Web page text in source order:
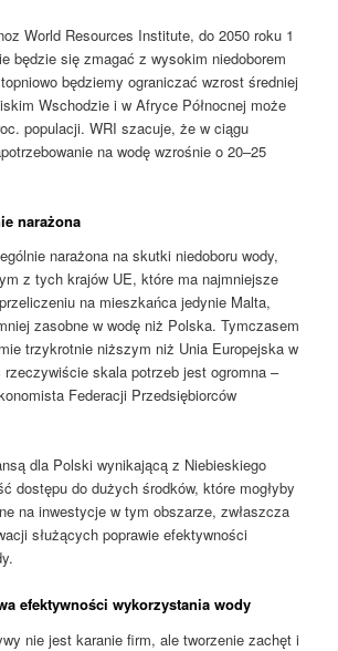
World Resources Institute, do 2050 roku 1
będzie się zmagać z wysokim niedoborem
będziemy ograniczać wzrost średniej
Wschodzie i w Afryce Północnej może
populacji. WRI szacuje, że w ciągu
na wodę wzrośnie o 20–25
narażona
narażona na skutki niedoboru wody,
z tych krajów UE, które ma najmniejsze
na mieszkańca jedynie Malta,
zasobne w wodę niż Polska. Tymczasem
trzykrotnie niższym niż Unia Europejska w
skala potrzeb jest ogromna –
Federacji Przedsiębiorców
dla Polski wynikającą z Niebieskiego
dostępu do dużych środków, które mogłyby
na inwestycje w tym obszarze, zwłaszcza
służących poprawie efektywności
efektywności wykorzystania wody
nie jest karanie firm, ale tworzenie zachęt i